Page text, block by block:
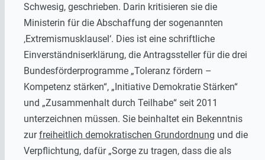
Schwesig, geschrieben. Darin kritisieren sie die
Ministerin für die Abschaffung der sogenannten
‚Extremismusklausel‘. Dies ist eine schriftliche
Einverständniserklärung, die Antragssteller für die drei
Bundesförderprogramme „Toleranz fördern –
Kompetenz stärken“, „Initiative Demokratie Stärken“
und „Zusammenhalt durch Teilhabe“ seit 2011
unterzeichnen müssen. Sie beinhaltet ein Bekenntnis
zurfreiheitlich demokratischen Grundordnung und die
Verpflichtung, dafür „Sorge zu tragen, dass die als